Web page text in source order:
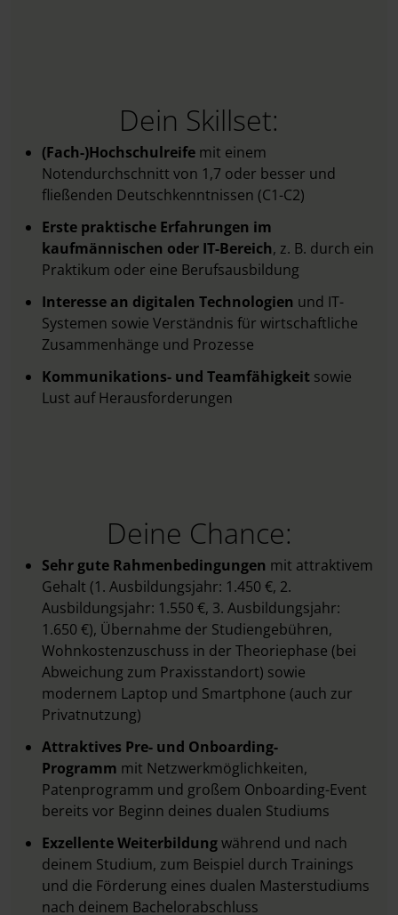
Dein Skillset:
(Fach-)Hochschulreife mit einem
Notendurchschnitt von 1,7 oder besser und
fließenden Deutschkenntnissen (C1-C2)
Erste praktische Erfahrungen im
kaufmännischen oder IT-Bereich, z. B. durch ein
Praktikum oder eine Berufsausbildung
Interesse an digitalen Technologien und IT-
Systemen sowie Verständnis für wirtschaftliche
Zusammenhänge und Prozesse
Kommunikations- und Teamfähigkeit sowie
Lust auf Herausforderungen
Deine Chance:
Sehr gute Rahmenbedingungen mit attraktivem
Gehalt (1. Ausbildungsjahr: 1.450 €, 2.
Ausbildungsjahr: 1.550 €, 3. Ausbildungsjahr:
1.650 €), Übernahme der Studiengebühren,
Wohnkostenzuschuss in der Theoriephase (bei
Abweichung zum Praxisstandort) sowie
modernem Laptop und Smartphone (auch zur
Privatnutzung)
Attraktives Pre- und Onboarding-
Programm mit Netzwerkmöglichkeiten,
Patenprogramm und großem Onboarding-Event
bereits vor Beginn deines dualen Studiums
Exzellente Weiterbildungwährend und nach
deinem Studium, zum Beispiel durch Trainings
und die Förderung eines dualen Masterstudiums
nach deinem Bachelorabschluss